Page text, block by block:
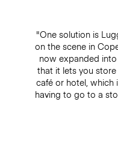
"One solution is
on the scene in
now expanded
that it lets you
café or hotel, which
having to go to a